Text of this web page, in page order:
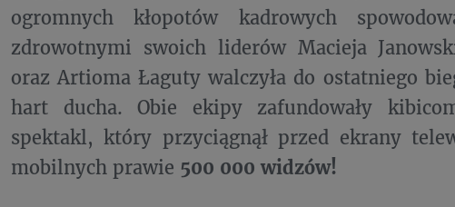
ogromnych kłopotów kadrowych
zdrowotnymi swoich liderów Macieja
oraz Artioma Łaguty walczyła do ostatniego
hart ducha. Obie ekipy zafundowały
spektakl, który przyciągnął przed ekrany
mobilnych prawie 500 000 widzów!